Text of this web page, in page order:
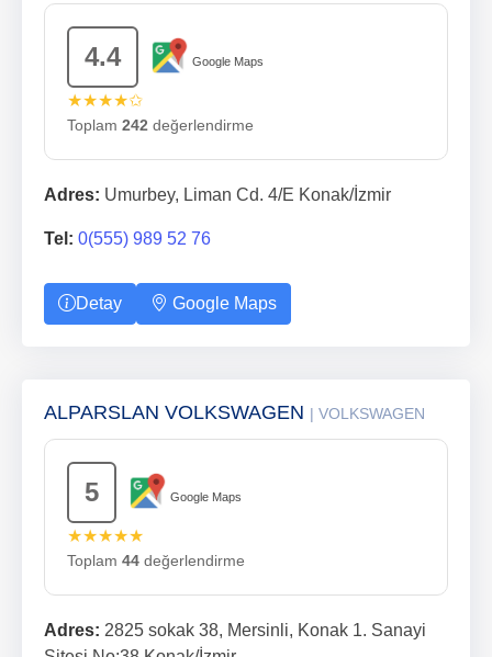
4.4 Google Maps
★★★★✩
Toplam 242 değerlendirme
Adres: Umurbey, Liman Cd. 4/E Konak/İzmir
Tel: 0(555) 989 52 76
Detay Google Maps
ALPARSLAN VOLKSWAGEN | VOLKSWAGEN
5 Google Maps
★★★★★
Toplam 44 değerlendirme
Adres: 2825 sokak 38, Mersinli, Konak 1. Sanayi